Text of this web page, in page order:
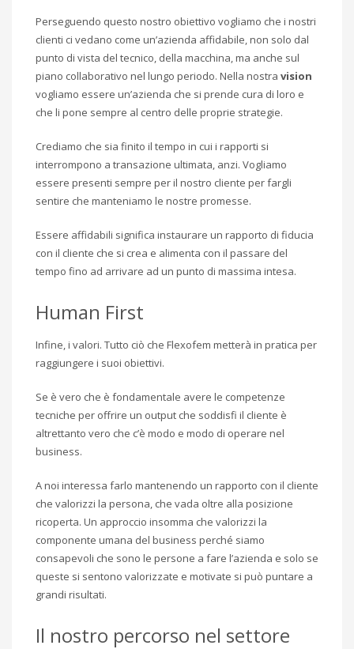
Perseguendo questo nostro obiettivo vogliamo che i nostri
clienti ci vedano come un’azienda affidabile, non solo dal
punto di vista del tecnico, della macchina, ma anche sul
piano collaborativo nel lungo periodo. Nella nostra vision
vogliamo essere un’azienda che si prende cura di loro e
che li pone sempre al centro delle proprie strategie.
Crediamo che sia finito il tempo in cui i rapporti si
interrompono a transazione ultimata, anzi. Vogliamo
essere presenti sempre per il nostro cliente per fargli
sentire che manteniamo le nostre promesse.
Essere affidabili significa instaurare un rapporto di fiducia
con il cliente che si crea e alimenta con il passare del
tempo fino ad arrivare ad un punto di massima intesa.
Human First
Infine, i valori. Tutto ciò che Flexofem metterà in pratica per
raggiungere i suoi obiettivi.
Se è vero che è fondamentale avere le competenze
tecniche per offrire un output che soddisfi il cliente è
altrettanto vero che c’è modo e modo di operare nel
business.
A noi interessa farlo mantenendo un rapporto con il cliente
che valorizzi la persona, che vada oltre alla posizione
ricoperta. Un approccio insomma che valorizzi la
componente umana del business perché siamo
consapevoli che sono le persone a fare l’azienda e solo se
queste si sentono valorizzate e motivate si può puntare a
grandi risultati.
Il nostro percorso nel settore